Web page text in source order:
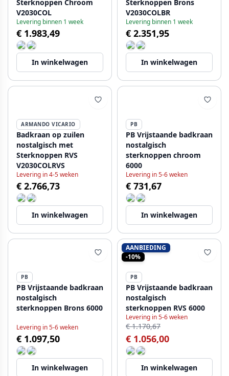
Sterknoppen Chroom
V2030COL
Levering binnen 1 week
€ 1.983,49
In winkelwagen
Sterknoppen Brons
V2030COLBR
Levering binnen 1 week
€ 2.351,95
In winkelwagen
ARMANDO VICARIO
Badkraan op zuilen
nostalgisch met
Sterknoppen RVS
V2030COLRVS
Levering in 4-5 weken
€ 2.766,73
In winkelwagen
PB
PB Vrijstaande badkraan
nostalgisch
sterknoppen chroom
6000
Levering in 5-6 weken
€ 731,67
In winkelwagen
PB
PB Vrijstaande badkraan
nostalgisch
sterknoppen Brons 6000
Levering in 5-6 weken
€ 1.097,50
In winkelwagen
AANBIEDING
-10%
PB
PB Vrijstaande badkraan
nostalgisch
sterknoppen RVS 6000
Levering in 5-6 weken
€ 1.170,67
€ 1.056,00
In winkelwagen